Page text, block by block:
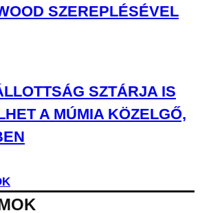
SZEREPLÉSÉVEL
SZTÁRJA IS
A MÚMIA KÖZELGŐ,